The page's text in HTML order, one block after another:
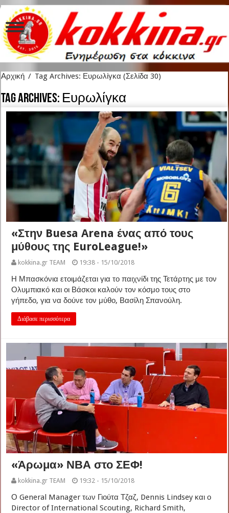
Αρχική / Tag Archives: Ευρωλίγκα (Σελίδα 30)
Tag Archives: Ευρωλίγκα
«Στην Buesa Arena ένας από τους
μύθους της EuroLeague!»
kokkina.gr TEAM 19:38 - 15/10/2018
Η Μπασκόνια ετοιμάζεται για το παιχνίδι της Τετάρτης με τον
Ολυμπιακό και οι Βάσκοι καλούν τον κόσμο τους στο
γήπεδο, για να δούνε τον μύθο, Βασίλη Σπανούλη.
Διάβασε περισσότερα
«Άρωμα» ΝΒΑ στο ΣΕΦ!
kokkina.gr TEAM 19:32 - 15/10/2018
Ο General Manager των Γιούτα Τζαζ, Dennis Lindsey και ο
Director of International Scouting, Richard Smith,